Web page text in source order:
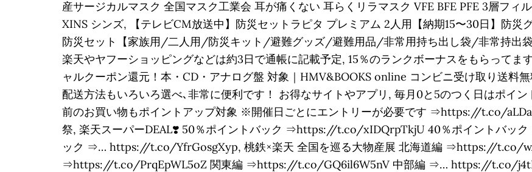
産サージカルマスク 全国マスク工業会 耳が痛くない 耳らくリラマスク VFE BFE PFE 3層フィ
XINS シンズ, 【テレビCM放送中】防災セットラピタ プレミアム 2人用【納期15〜30日】防災
防災セット【家族用/二人用/防災キット/避難グッズ/避難用品/非常用持ち出し袋/非常持
楽天やヤフーショッピングなどは約3日で通帳に記載予定, 15％のランクボーナスをもらってま
ャルクーポン還元！本・CD・アナログ盤 対象｜HMV&BOOKS online コンビニ受け取り送料
配送方法もいろいろ選べ､非常に便利です！ お得なサイトやアプリ, 毎月0と5のつく日はポイ
前のお買い物もポイントアップ対象 ※開催日ごとにエントリーが必要です ⇒https://t.co/
祭, 楽天スーパーDEAL❣️ 50％ポイントバック ⇒https://t.co/xIDQrpTkjU 40％ポイントバッ
ック ⇒… https://t.co/YfrGosgXyp, 桃鉄×楽天 全国を巡る大物産展 北海道編 ⇒https://t.co/
⇒https://t.co/PrqEpWL5oZ 関東編 ⇒https://t.co/GQ6il6W5nV 中部編 ⇒… https://t.co/